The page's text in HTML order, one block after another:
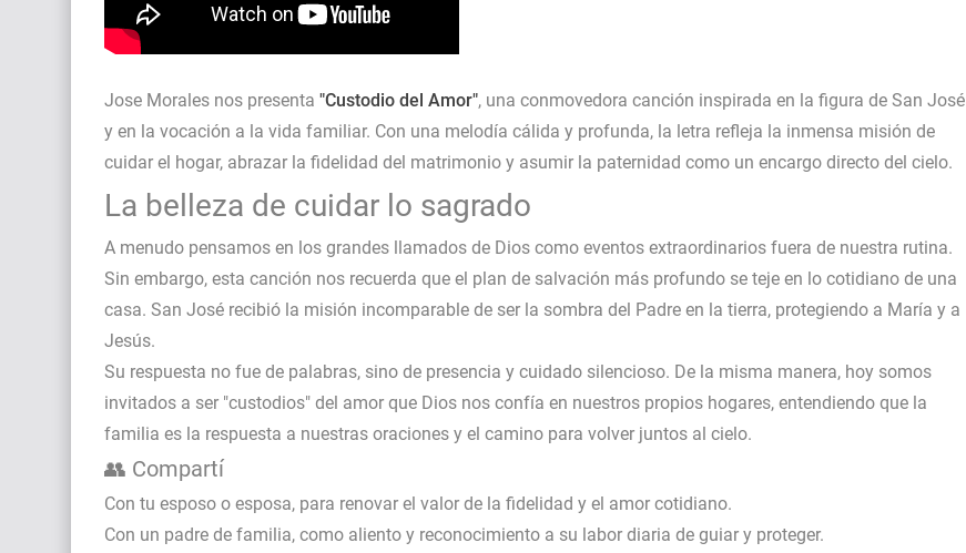
Jose Morales nos presenta "Custodio del Amor", una conmovedora canción inspirada en la figura de San José
y en la vocación a la vida familiar. Con una melodía cálida y profunda, la letra refleja la inmensa misión de
cuidar el hogar, abrazar la fidelidad del matrimonio y asumir la paternidad como un encargo directo del cielo.
La belleza de cuidar lo sagrado
A menudo pensamos en los grandes llamados de Dios como eventos extraordinarios fuera de nuestra rutina.
Sin embargo, esta canción nos recuerda que el plan de salvación más profundo se teje en lo cotidiano de una
casa. San José recibió la misión incomparable de ser la sombra del Padre en la tierra, protegiendo a María y a
Jesús.
Su respuesta no fue de palabras, sino de presencia y cuidado silencioso. De la misma manera, hoy somos
invitados a ser "custodios" del amor que Dios nos confía en nuestros propios hogares, entendiendo que la
familia es la respuesta a nuestras oraciones y el camino para volver juntos al cielo.
👥 Compartí
Con tu esposo o esposa, para renovar el valor de la fidelidad y el amor cotidiano.
Con un padre de familia, como aliento y reconocimiento a su labor diaria de guiar y proteger.